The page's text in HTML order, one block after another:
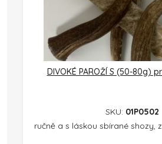
DIVOKÉ PAROŽÍ S (50-80g)
SKU: 01P0502
ručně a s láskou sbírané shozy,